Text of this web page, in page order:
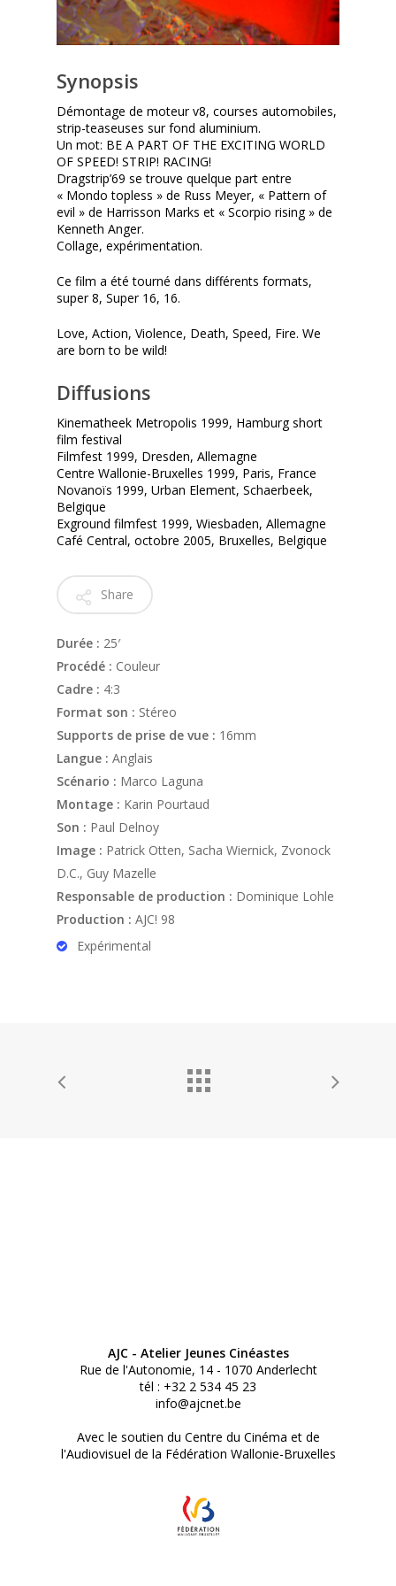
Synopsis
Démontage de moteur v8, courses automobiles,
strip-teaseuses sur fond aluminium.
Un mot: BE A PART OF THE EXCITING WORLD
OF SPEED! STRIP! RACING!
Dragstrip’69 se trouve quelque part entre
« Mondo topless » de Russ Meyer, « Pattern of
evil » de Harrisson Marks et « Scorpio rising » de
Kenneth Anger.
Collage, expérimentation.
Ce film a été tourné dans différents formats,
super 8, Super 16, 16.
Love, Action, Violence, Death, Speed, Fire. We
are born to be wild!
Diffusions
Kinematheek Metropolis 1999, Hamburg short
film festival
Filmfest 1999, Dresden, Allemagne
Centre Wallonie-Bruxelles 1999, Paris, France
Novanoïs 1999, Urban Element, Schaerbeek,
Belgique
Exground filmfest 1999, Wiesbaden, Allemagne
Café Central, octobre 2005, Bruxelles, Belgique
Share
Durée : 25′
Procédé : Couleur
Cadre : 4:3
Format son : Stéreo
Supports de prise de vue : 16mm
Langue : Anglais
Scénario : Marco Laguna
Montage : Karin Pourtaud
Son : Paul Delnoy
Image : Patrick Otten, Sacha Wiernick, Zvonock
D.C., Guy Mazelle
Responsable de production : Dominique Lohle
Production : AJC! 98
Expérimental
AJC - Atelier Jeunes Cinéastes
Rue de l'Autonomie, 14 - 1070 Anderlecht
tél : +32 2 534 45 23
info@ajcnet.be
Avec le soutien du Centre du Cinéma et de
l'Audiovisuel de la Fédération Wallonie-Bruxelles